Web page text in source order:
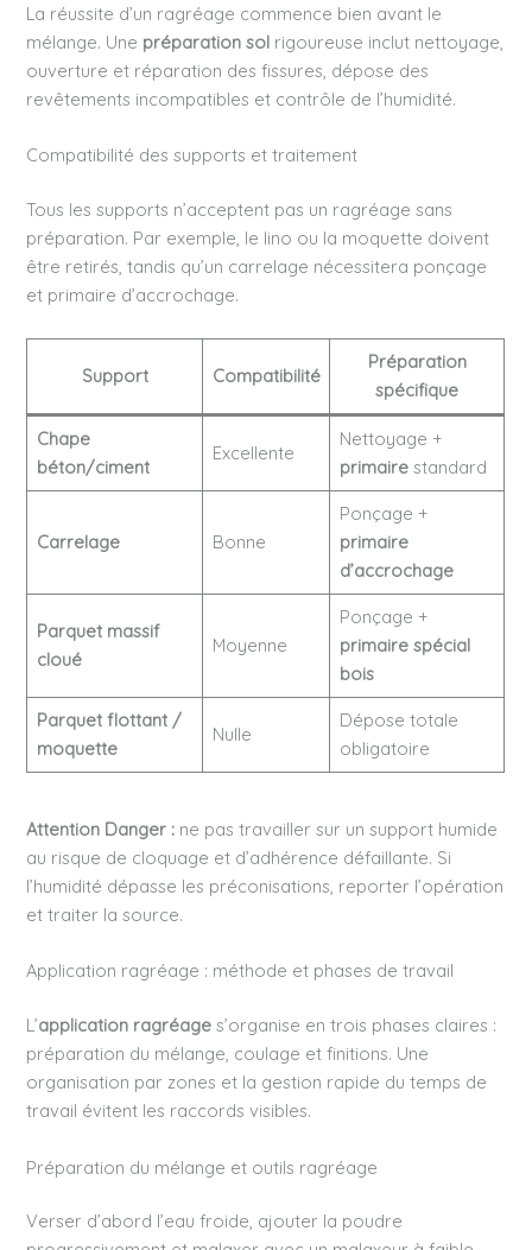
La réussite d’un ragréage commence bien avant le
mélange. Une préparation sol rigoureuse inclut nettoyage,
ouverture et réparation des fissures, dépose des
revêtements incompatibles et contrôle de l’humidité.
Compatibilité des supports et traitement
Tous les supports n’acceptent pas un ragréage sans
préparation. Par exemple, le lino ou la moquette doivent
être retirés, tandis qu’un carrelage nécessitera ponçage
et primaire d’accrochage.
Support Compatibilité
Préparation
spécifique
Chape
béton/ciment
Excellente
Nettoyage +
primairestandard
Carrelage Bonne
Ponçage +
primaire
d’accrochage
Parquet massif
cloué
Moyenne
Ponçage +
primaire spécial
bois
Parquet flottant /
moquette
Nulle
Dépose totale
obligatoire
Attention Danger : ne pas travailler sur un support humide
au risque de cloquage et d’adhérence défaillante. Si
l’humidité dépasse les préconisations, reporter l’opération
et traiter la source.
Application ragréage : méthode et phases de travail
L’application ragréage s’organise en trois phases claires :
préparation du mélange, coulage et finitions. Une
organisation par zones et la gestion rapide du temps de
travail évitent les raccords visibles.
Préparation du mélange et outils ragréage
Verser d’abord l’eau froide, ajouter la poudre